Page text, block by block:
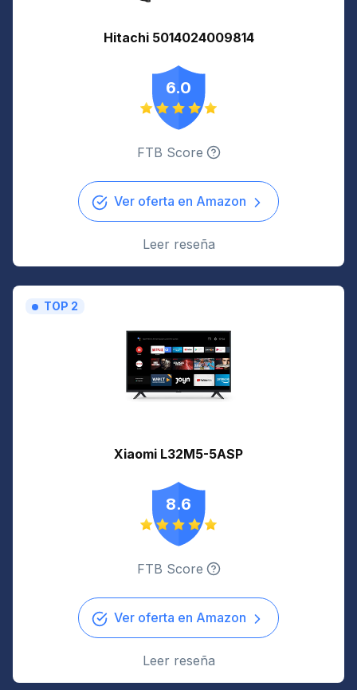
Hitachi 5014024009814
6.0
FTB Score
Ver oferta en Amazon
Leer reseña
TOP 2
Xiaomi L32M5-5ASP
8.6
FTB Score
Ver oferta en Amazon
Leer reseña